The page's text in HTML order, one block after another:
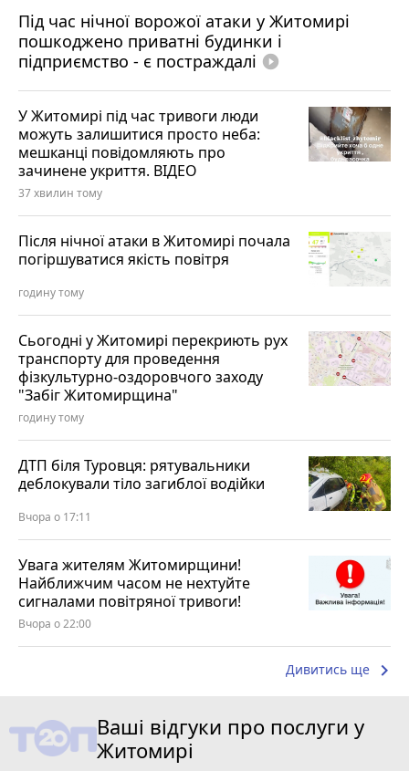
Під час нічної ворожої атаки у Житомирі
пошкоджено приватні будинки і
підприємство - є постраждалі play_circle_filled
У Житомирі під час тривоги люди
можуть залишитися просто неба:
мешканці повідомляють про
зачинене укриття. ВІДЕО
37 хвилин тому
Після нічної атаки в Житомирі почала
погіршуватися якість повітря
годину тому
Сьогодні у Житомирі перекриють рух
транспорту для проведення
фізкультурно-оздоровчого заходу
"Забіг Житомирщина"
годину тому
ДТП біля Туровця: рятувальники
деблокували тіло загиблої водійки
Вчора о 17:11
Увага жителям Житомирщини!
Найближчим часом не нехтуйте
сигналами повітряної тривоги!
Вчора о 22:00
Дивитись ще keyboard_arrow_right
Ваші відгуки про послуги у
Житомирі